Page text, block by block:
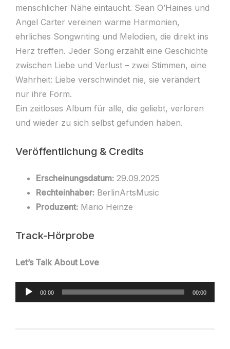
menschlicher Nähe eintaucht. Sean O’Haines und
Angel Carter vereinen warme Harmonien,
ehrliches Songwriting und Melodien, die direkt ins
Herz treffen. Jeder Song erzählt eine Geschichte
zwischen Liebe und Verlust – zwei Stimmen, eine
Wahrheit: Liebe verschwindet nie, sie verändert
nur ihre Form.
Ein zeitloses Album für alle, die geliebt, verloren
und wieder zu sich selbst gefunden haben.
Veröffentlichung & Credits
Erscheinungsdatum: 29.09.2025
Rechteinhaber: BerlinArtsMusic
Produzent: Mario Heinze
Track-Hörprobe
Let’s Talk About Love
Audio-
Player
00:00 00:00